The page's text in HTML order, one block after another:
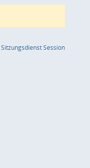
SitzungsdienstSession(Wird in